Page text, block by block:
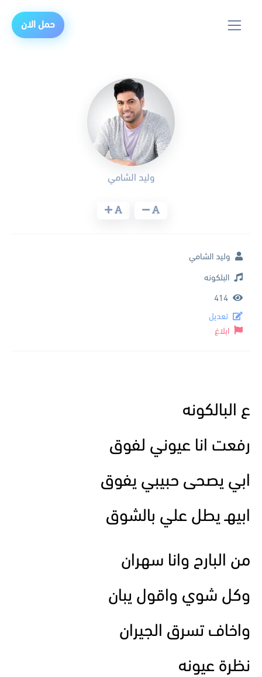
حمل الان
ع البالكونه
رفعت انا عيوني لفوق
ابي يصحى حبيبي يفوق
ابيهـ يطل علي بالشوق
من البارح وانا سهران
وكل شوي واقول يبان
واخاف تسرق الجيران
نظرة عيونه
وليد الشامي
وليد الشامي
البلكونه
414
تعديل
ابلاغ